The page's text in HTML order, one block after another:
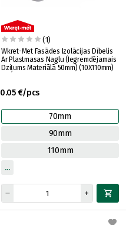
(1)
Wkret-Met Fasādes Izolācijas Dībelis
Ar Plastmasas Naglu (Iegremdējamais
Dziļums Materiālā 50mm) (10X110mm)
0.05 €/pcs
70mm
90mm
110mm